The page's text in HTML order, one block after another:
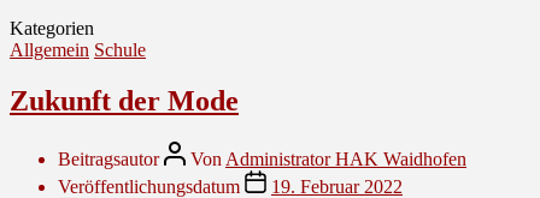
Kategorien
Allgemein Schule
Zukunft der Mode
Beitragsautor Von Administrator HAK Waidhofen
Veröffentlichungsdatum
19. Februar 2022